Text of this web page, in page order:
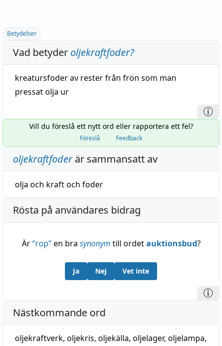
Betydelser
Vad betyder oljekraftfoder?
kreatursfoderav rester från frön som man
pressatolja ur
Vill du föreslå ett nytt ord eller rapportera ett fel?
Föreslå Feedback
oljekraftfoderär sammansatt av
olja och kraftoch foder
Rösta på användares bidrag
Är“rop”en bra synonym till ordetauktionsbud?
Ja Nej Vet inte
Nästkommande ord
oljekraftverk, oljekris, oljekälla, oljelager, oljelampa,